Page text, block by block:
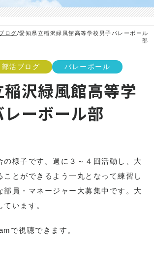
ログ/愛知県立稲沢緑風館高等学校男子バレーボール
部
部活ブログ バレーボール
沢緑風館高等学
ーボール部
の様子です。週に３～４回活動し、大
ことができるよう一丸となって練習し
部員・マネージャー大募集中です。大
います。
で視聴できます。